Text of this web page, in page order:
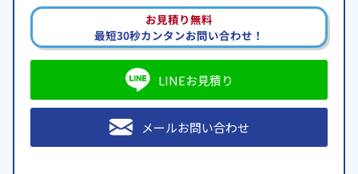
お見積り無料
最短30秒カンタンお問い合わせ！
LINEお見積り
メールお問い合わせ